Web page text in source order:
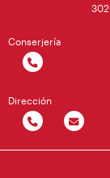
Conserjería
Dirección